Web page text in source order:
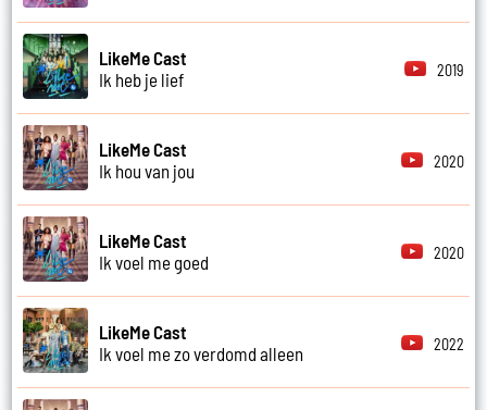
LikeMe Cast
Ik heb je lief
2019
LikeMe Cast
Ik hou van jou
2020
LikeMe Cast
Ik voel me goed
2020
LikeMe Cast
Ik voel me zo verdomd alleen
2022